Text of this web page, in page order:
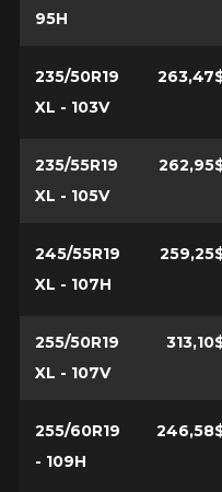
95H
235/50R19
XL - 103V
235/55R19
XL - 105V
245/55R19
XL - 107H
255/50R19
XL - 107V
255/60R19
- 109H